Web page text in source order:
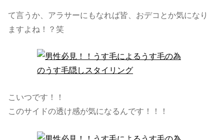
て言うか、アラサーにもなれば皆、おデコとか気になり
ますよね！？笑
こいつです！！
このサイドの透け感が気になるんです！！！